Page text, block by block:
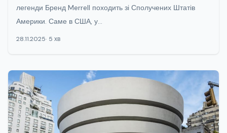
легенди Бренд Merrell походить зі Сполучених Штатів
Америки. Саме в США, у...
28.11.2025 5 хв